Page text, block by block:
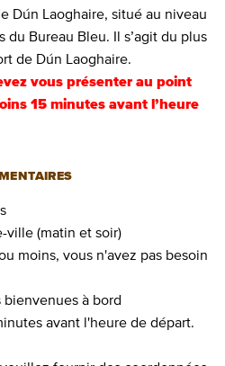
Dún Laoghaire, situé au niveau
du Bureau Bleu. Il s’agit du plus
de Dún Laoghaire.
vous présenter au point
15 minutes avant l’heure
ville (matin et soir)
moins, vous n'avez pas besoin
bienvenues à bord
avant l'heure de départ.